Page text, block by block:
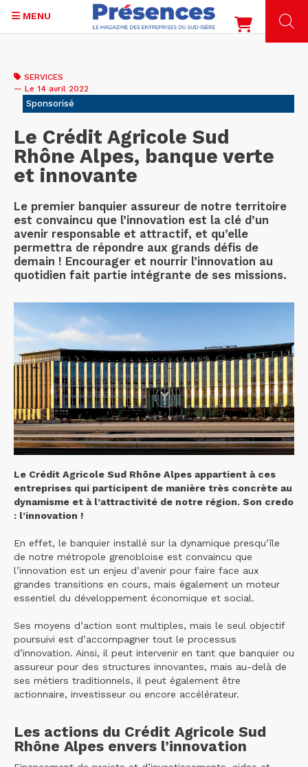
contenu
principal
MENU
SERVICES
— Le 14 avril 2022
Sponsorisé
Le Crédit Agricole Sud
Rhône Alpes, banque verte
et innovante
Le premier banquier assureur de notre territoire
est convaincu que l’innovation est la clé d’un
avenir responsable et attractif, et qu’elle
permettra de répondre aux grands défis de
demain ! Encourager et nourrir l’innovation au
quotidien fait partie intégrante de ses missions.
Le Crédit Agricole Sud Rhône Alpes appartient à ces
entreprises qui participent de manière très concrète au
dynamisme et à l’attractivité de notre région. Son credo
: l’innovation !
En effet, le banquier installé sur la dynamique presqu’île
de notre métropole grenobloise est convaincu que
l’innovation est un enjeu d’avenir pour faire face aux
grandes transitions en cours, mais également un moteur
essentiel du développement économique et social.
Ses moyens d’action sont multiples, mais le seul objectif
poursuivi est d’accompagner tout le processus
d’innovation. Ainsi, il peut intervenir en tant que banquier ou
assureur pour des structures innovantes, mais au-delà de
ses métiers traditionnels, il peut également être
actionnaire, investisseur ou encore accélérateur.
Les actions du Crédit Agricole Sud
Rhône Alpes envers l’innovation